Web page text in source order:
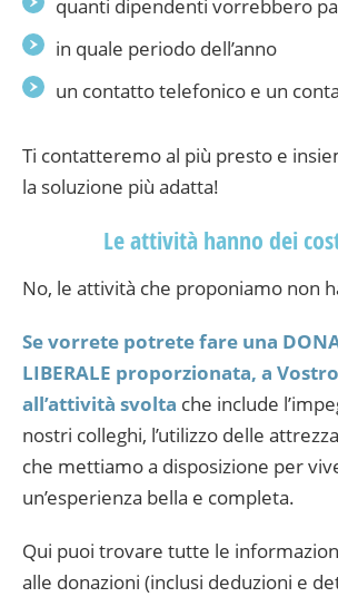
quanti dipendenti vorrebbero
in quale periodo dell’anno
un contatto telefonico e un
Ti contatteremo al più presto e
la soluzione più adatta!
Le attività hanno dei
No, le attività che proponiamo non
Se vorrete potrete fare una
LIBERALE proporzionata, a
all’attività svolta che include
nostri colleghi, l’utilizzo delle
che mettiamo a disposizione per
un’esperienza bella e completa.
Qui puoi trovare tutte le
alle donazioni (inclusi deduzioni e